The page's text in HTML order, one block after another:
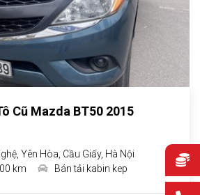
Cũ Mazda BT50 2015
Yên Hòa, Cầu Giấy, Hà Nội
km Bán tải kabin kep